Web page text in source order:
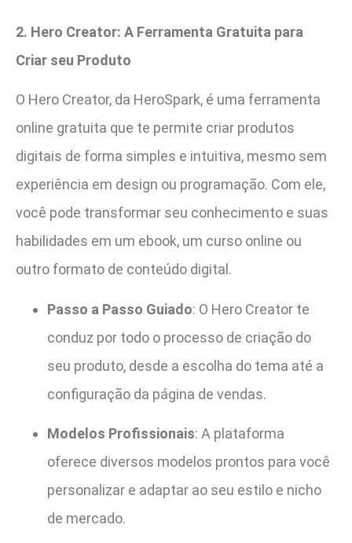
2. Hero Creator: A Ferramenta Gratuita para
Criar seu Produto
O Hero Creator, da HeroSpark, é uma ferramenta
online gratuita que te permite criar produtos
digitais de forma simples e intuitiva, mesmo sem
experiência em design ou programação. Com ele,
você pode transformar seu conhecimento e suas
habilidades em um ebook, um curso online ou
outro formato de conteúdo digital.
Passo a Passo Guiado: O Hero Creator te
conduz por todo o processo de criação do
seu produto, desde a escolha do tema até a
configuração da página de vendas.
Modelos Profissionais: A plataforma
oferece diversos modelos prontos para você
personalizar e adaptar ao seu estilo e nicho
de mercado.